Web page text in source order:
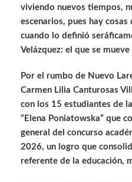
viviendo nuevos tiempos,
escenarios, pues hay
cuando lo definió
Velázquez: el que se
Por el rumbo de Nuevo
Carmen Lilia Canturosas
con los 15 estudiantes de
“Elena Poniatowska” que
general del concurso
2026, un logro que
referente de la educación,